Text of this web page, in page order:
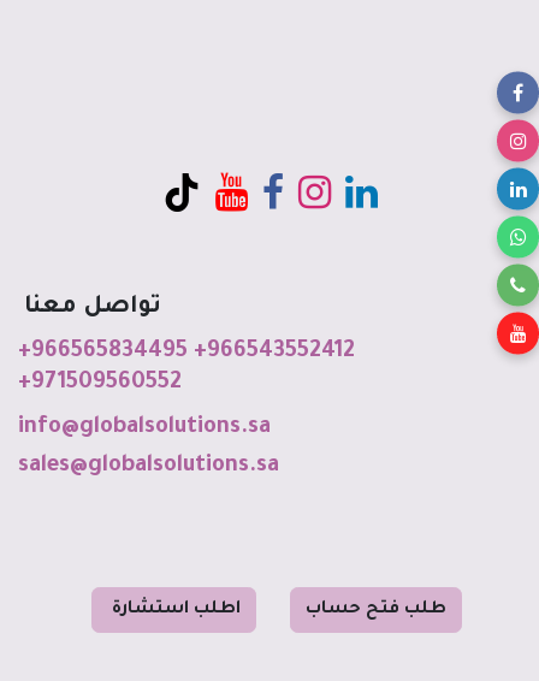
تواصل معنا
+966565834495 +966543552412
+971509560552
info@globalsolutions.sa
sales@globalsolutions.sa
طلب فتح حساب اطلب استشارة